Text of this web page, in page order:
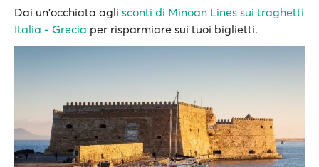
Dai un'occhiata agli sconti di Minoan Lines sui traghetti
Italia - Grecia per risparmiare sui tuoi biglietti.